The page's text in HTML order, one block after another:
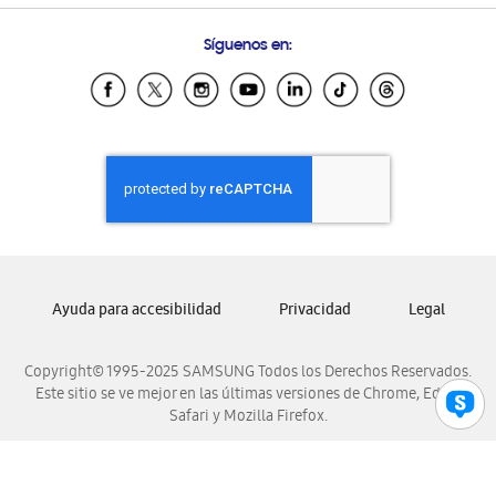
Samsung Ecuador
Samsung El Salvador
Samsung Honduras
Samsung Nicaragua
Samsung Panamá
Samsung Venezuela
Síguenos en:
Copyright© 1995-2025 SAMSUNG Todos los Derechos Reservados.
Este sitio se ve mejor en las últimas versiones de Chrome, Edge,
Safari y Mozilla Firefox.
Ayuda para accesibilidad Privacidad Legal